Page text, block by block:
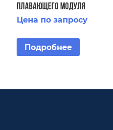
плавающего модуля
Fountain Floating Fountain
Цена по запросу
Подробнее